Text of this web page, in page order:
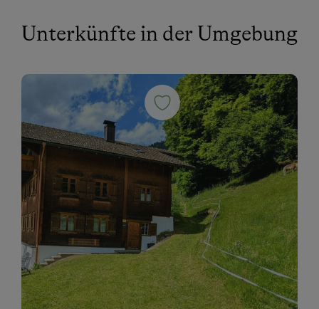
Unterkünfte in der Umgebung